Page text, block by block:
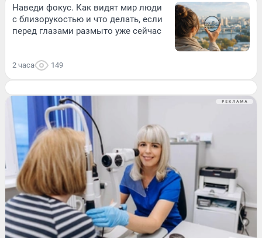
Наведи фокус. Как видят мир люди
с близорукостью и что делать, если
перед глазами размыто уже сейчас
2 часа 149